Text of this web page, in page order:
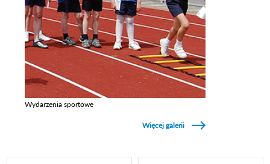
Wydarzenia sportowe
Więcej galerii